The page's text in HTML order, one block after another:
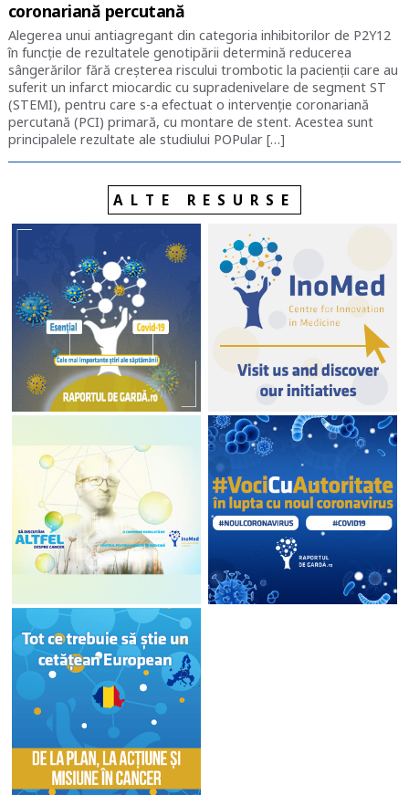
coronariană percutană
Alegerea unui antiagregant din categoria inhibitorilor de P2Y12
în funcție de rezultatele genotipării determină reducerea
sângerărilor fără creșterea riscului trombotic la pacienții care au
suferit un infarct miocardic cu supradenivelare de segment ST
(STEMI), pentru care s-a efectuat o intervenție coronariană
percutană (PCI) primară, cu montare de stent. Acestea sunt
principalele rezultate ale studiului POPular […]
ALTE RESURSE